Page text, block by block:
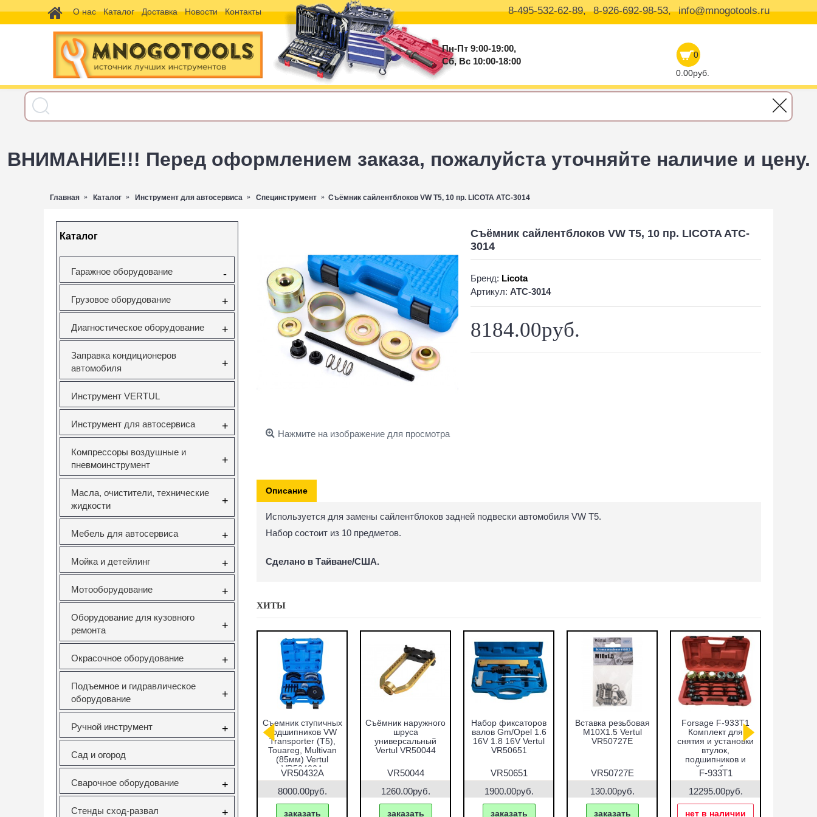
О нас Каталог Доставка Новости Контакты 8-495-532-62-89, 8-926-692-98-53, info@mnogotools.ru
Пн-Пт 9:00-19:00,
Сб, Вс 10:00-18:00
0
0.00руб.
ВНИМАНИЕ!!! Перед оформлением заказа, пожалуйста уточняйте наличие и цену.
Главная Каталог Инструмент для автосервиса Специнструмент Съёмник сайлентблоков VW T5, 10 пр. LICOTA ATC-3014
Каталог
Гаражное оборудование -
Грузовое оборудование +
Диагностическое оборудование +
Заправка кондиционеров
автомобиля
+
Инструмент VERTUL
Инструмент для автосервиса +
Компрессоры воздушные и
пневмоинструмент
+
Масла, очистители, технические
жидкости
+
Мебель для автосервиса +
Мойка и детейлинг +
Мотооборудование +
Оборудование для кузовного
ремонта
+
Окрасочное оборудование +
Подъемное и гидравлическое
оборудование
+
Ручной инструмент +
Сад и огород
Сварочное оборудование +
Стенды сход-развал +
Нажмите на изображение для просмотра
Съёмник сайлентблоков VW T5, 10 пр. LICOTA ATC-
3014
Бренд: Licota
Артикул: ATC-3014
8184.00руб.
Описание
Используется для замены сайлентблоков задней подвески автомобиля VW T5.
Набор состоит из 10 предметов.
Сделано в Тайване/США.
ХИТЫ
CT-A1346
СЪЕМНИК
САЙЛЕНТБЛОКОВ
ДЛЯ SAAB 9-5
22323.00руб.
нет в наличии
FSI,TSI,TFSI
3000.00руб.
Съемник ступичных
подшипников VW
Transporter (T5),
Touareg, Multivan
(85мм) Vertul
VR50432A
VR50432A
8000.00руб.
заказать
Съёмник наружного
шруса
универсальный
Vertul VR50044
VR50044
1260.00руб.
заказать
Набор фиксаторов
валов Gm/Opel 1.6
16V 1.8 16V Vertul
VR50651
VR50651
1900.00руб.
заказать
Вставка резьбовая
M10X1.5 Vertul
VR50727E
VR50727E
130.00руб.
заказать
Forsage F-933T1
Комплект для
снятия и установки
втулок,
подшипников и
сайлентблоков
F-933T1
12295.00руб.
нет в наличии